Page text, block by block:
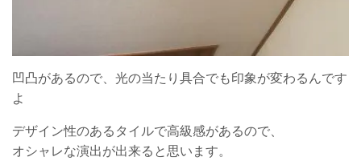
凹凸があるので、光の当たり具合でも印象が変わるんです
よ
デザイン性のあるタイルで高級感があるので、
オシャレな演出が出来ると思います。